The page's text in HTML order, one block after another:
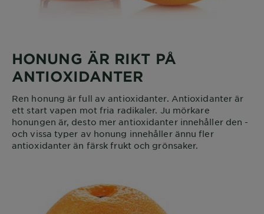
HONUNG ÄR RIKT PÅ
ANTIOXIDANTER
Ren honung är full av antioxidanter. Antioxidanter är
ett start vapen mot fria radikaler. Ju mörkare
honungen är, desto mer antioxidanter innehåller den -
och vissa typer av honung innehåller ännu fler
antioxidanter än färsk frukt och grönsaker.